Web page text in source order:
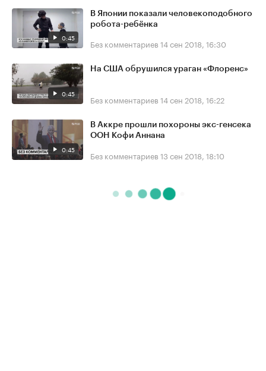
0:45
В Японии показали человекоподобного
робота-ребёнка
Без комментариев 14 сен 2018, 16:30
0:45
На США обрушился ураган «Флоренс»
Без комментариев 14 сен 2018, 16:22
0:45
В Аккре прошли похороны экс-генсека
ООН Кофи Аннана
Без комментариев 13 сен 2018, 18:10